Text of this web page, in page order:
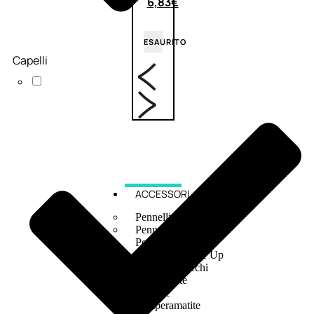
ESAURITO
ACCESSORI
Pennelli Viso
Pennelli Occhi
Pennelli Labbra
Accessori Make Up
Accessori Occhi
Ciglia Finte
Pinzette
Temperamatite
Capelli